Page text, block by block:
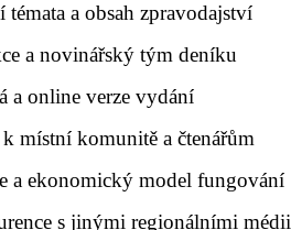
témata a obsah zpravodajství
a novinářský tým deníku
a online verze vydání
místní komunitě a čtenářům
a ekonomický model fungování
s jinými regionálními médii